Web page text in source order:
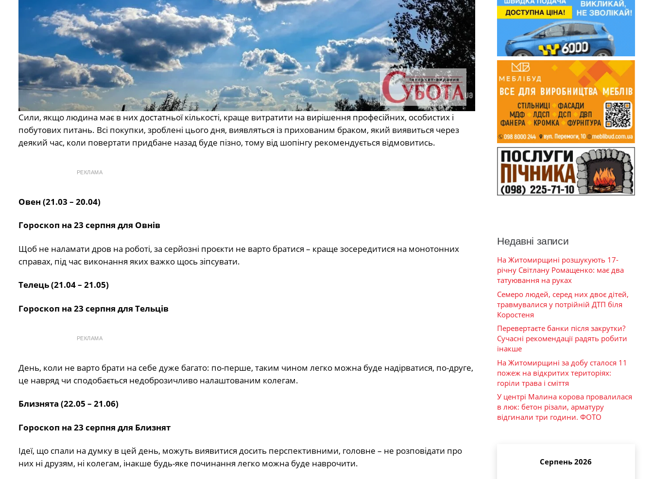
Сили, якщо людина має в них достатньої кількості, краще витратити на вирішення професійних, особистих і
побутових питань. Всі покупки, зроблені цього дня, виявляться із прихованим браком, який виявиться через
деякий час, коли повертати придбане назад буде пізно, тому від шопінгу рекомендується відмовитись.
РЕКЛАМА
Овен (21.03 – 20.04)
Гороскоп на 23 серпня для Овнів
Щоб не наламати дров на роботі, за серйозні проєкти не варто братися – краще зосередитися на монотонних
справах, під час виконання яких важко щось зіпсувати.
Телець (21.04 – 21.05)
Гороскоп на 23 серпня для Тельців
РЕКЛАМА
День, коли не варто брати на себе дуже багато: по-перше, таким чином легко можна буде надірватися, по-друге,
це навряд чи сподобається недоброзичливо налаштованим колегам.
Близнята (22.05 – 21.06)
Гороскоп на 23 серпня для Близнят
Ідеї, що спали на думку в цей день, можуть виявитися досить перспективними, головне – не розповідати про
них ні друзям, ні колегам, інакше будь-яке починання легко можна буде наврочити.
Недавні записи
На Житомирщині розшукують 17-
річну Світлану Ромащенко: має два
татуювання на руках
Семеро людей, серед них двоє дітей,
травмувалися у потрійній ДТП біля
Коростеня
Перевертаєте банки після закрутки?
Сучасні рекомендації радять робити
інакше
На Житомирщині за добу сталося 11
пожеж на відкритих територіях:
горіли трава і сміття
У центрі Малина корова провалилася
в люк: бетон різали, арматуру
відгинали три години. ФОТО
Серпень 2026